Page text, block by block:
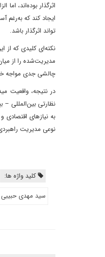
اثرگذار بوده‌اند،
ایجاد کند که به‌رغم
تواند اثرگذار باشد.
نکته‌ای کلیدی که از
مدیریت‌شده را از
چالشی جدی مواجه
در نتیجه، واقعیت
نظارتی بین‌المللی –
به نیازهای
نوعی مدیریت
کلید واژه ها:
سید مهدی حبیبی